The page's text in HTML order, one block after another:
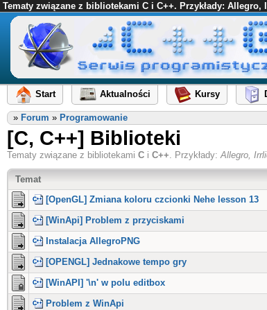
Tematy związane z bibliotekami C i C++. Przykłady:
Start Aktualności Kursy
» Forum » Programowanie
[C, C++] Biblioteki
Tematy związane z bibliotekami C i C++. Przykłady:Allegro,
Temat
[OpenGL] Zmiana koloru czcionki Nehe lesson 13
[WinApi] Problem z przyciskami
Instalacja AllegroPNG
[OPENGL] Jednakowe tempo gry
[WinAPI] '\n' w polu editbox
Problem z WinApi